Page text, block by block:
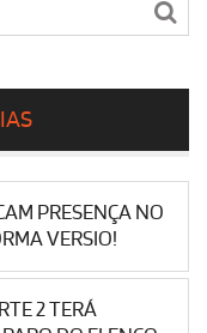
PRESENÇA NO
VERSIO!
2 TERÁ